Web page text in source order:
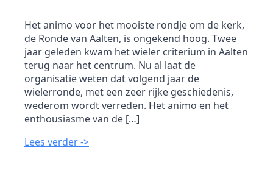
Het animo voor het mooiste rondje om de kerk,
de Ronde van Aalten, is ongekend hoog. Twee
jaar geleden kwam het wieler criterium in Aalten
terug naar het centrum. Nu al laat de
organisatie weten dat volgend jaar de
wielerronde, met een zeer rijke geschiedenis,
wederom wordt verreden. Het animo en het
enthousiasme van de […]
Lees verder ->